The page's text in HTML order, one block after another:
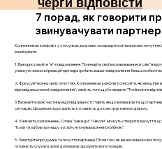
черги відповісти
7 порад, як говорити
звинувачувати
Коли виникає конфлікт у стосунках, важливо зосередитися на власних
реалізувати:
1. Використовуйте "я"-повідомлення. Починайте свої висловлювання зі слів "я
уникнути захисної реакції партнера і робить ваше повідомлення більш особистим
2. Фокусуйтеся на своїх почуттях. Коли виникає конфлікт, описуйте, які емоції
відповідаєш на мої повідомлення", замість того, щоб говорити "Ти ніколи не
3. Визнайте свою частину відповідальності. Навіть якщо ви вважаєте, що
ситуацію. Це демонструє зрілість і готовність до конструктивного діалогу.
4. Уникайте узагальнень. Слова "завжди" і "ніколи" можуть створити
"Коли ти забув про нашу зустріч, я почувалася непотрібною".
5. Запитуйте про думки та почуття партнера. Після того, як ви висловили свої
готовність слухати, але й допомагає зрозуміти його позицію.